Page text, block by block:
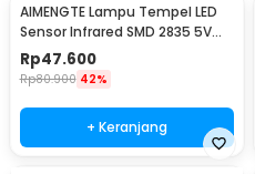
AIMENGTE Lampu Tempel LED
Sensor Infrared SMD 2835 5V
50cm - D2835
Rp47.600
Rp80.900 42%
+ Keranjang